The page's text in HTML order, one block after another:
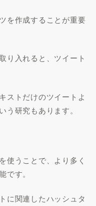
を作成することが重要
り入れると、ツイート
ストだけのツイートよ
う研究もあります。
使うことで、より多く
です。
に関連したハッシュタ